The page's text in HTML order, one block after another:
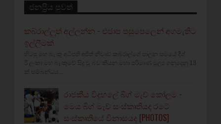
ජනප්‍රිය පුවත්
කබ්රාල්ලුත් අල්ලන්න - එජාප පසුපෙලෙන් අගමැතිට
ඉල්ලීමක්
හිටපු මහ බැංකු අධිපති අජිත් නිවාඩ් කබ්රාල්ගේ පාලන සමයේ දීශ්‍
රී ලංකා මහ බැංකුවේ සිදු වූ බව කියන මහා පරිමාණ මූල්‍ය ගනුදෙනු 13
ක් සම්බන්ධය...
රාජකීය විදුහලේ බිග් මැච් කෝලම -
මෙය බිග් මැච් සංස්කෘතියද රටේ
සංස්කෘතියේ විනාසයද [PHOTOS]